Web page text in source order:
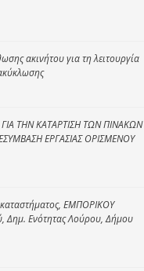
ακινήτου για τη λειτουργία
ΤΗΝ ΚΑΤΑΡΤΙΣΗ ΤΩΝ ΠΙΝΑΚΩΝ
ΕΡΓΑΣΙΑΣ ΟΡΙΣΜΕΝΟΥ
ΕΜΠΟΡΙΚΟΥ
Δημ. Ενότητας Λούρου, Δήμου